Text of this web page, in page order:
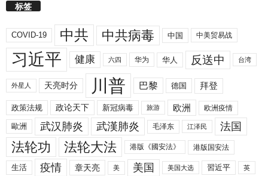
标签
COVID-19 中共 中共病毒 中国 中美贸易战
习近平 健康 六四 华为 华人 反送中 台湾
外星人 天亮时分 川普 巴黎 德国 拜登
政策法规 政论天下 新冠病毒 旅游 欧洲 欧洲疫情
歐洲 武汉肺炎 武漢肺炎 毛泽东 江泽民 法国
法轮功 法轮大法 港版《國安法》 港版国安法
生活 疫情 章天亮 美 美国 美国大选 習近平 英